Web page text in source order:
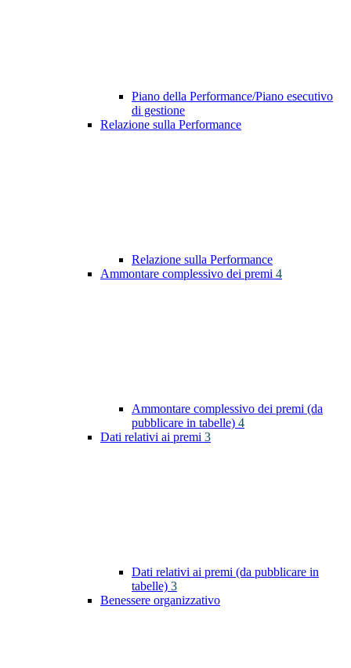
Piano della Performance/Piano esecutivo
di gestione
Relazione sulla Performance
Relazione sulla Performance
Ammontare complessivo dei premi 4
Ammontare complessivo dei premi (da
pubblicare in tabelle) 4
Dati relativi ai premi 3
Dati relativi ai premi (da pubblicare in
tabelle) 3
Benessere organizzativo